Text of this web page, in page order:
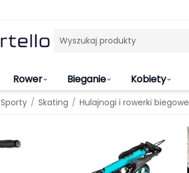
Rower Bieganie Kobiety
Sporty / Skating / Hulajnogi i rowerki biegowe